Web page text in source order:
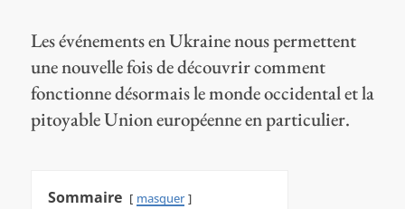
Les événements en Ukraine nous permettent
une nouvelle fois de découvrir comment
fonctionne désormais le monde occidental et la
pitoyable Union européenne en particulier.
Sommaire masquer